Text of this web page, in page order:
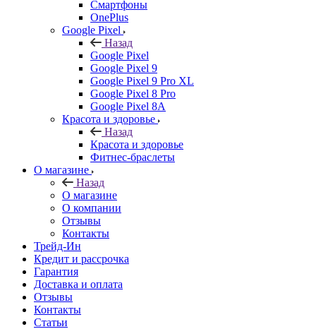
Смартфоны
OnePlus
Google Pixel
Назад
Google Pixel
Google Pixel 9
Google Pixel 9 Pro XL
Google Pixel 8 Pro
Google Pixel 8A
Красота и здоровье
Назад
Красота и здоровье
Фитнес-браслеты
О магазине
Назад
О магазине
О компании
Отзывы
Контакты
Трейд-Ин
Кредит и рассрочка
Гарантия
Доставка и оплата
Отзывы
Контакты
Статьи